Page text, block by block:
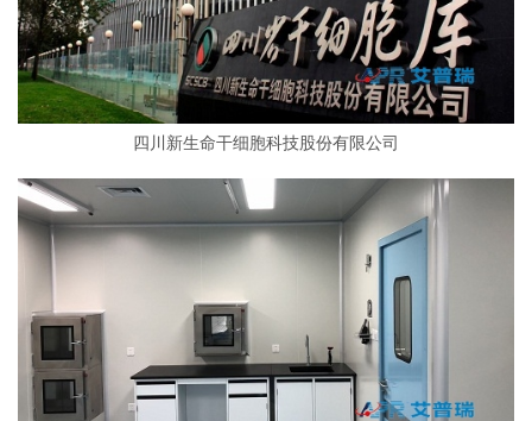
四川新生命干细胞科技股份有限公司